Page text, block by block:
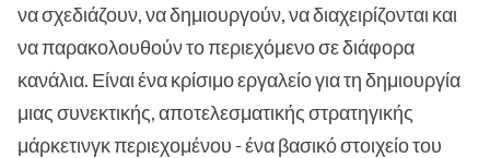
να σχεδιάζουν, να δημιουργούν, να διαχειρίζονται και
να παρακολουθούν το περιεχόμενο σε διάφορα
κανάλια. Είναι ένα κρίσιμο εργαλείο για τη δημιουργία
μιας συνεκτικής, αποτελεσματικής στρατηγικής
μάρκετινγκ περιεχομένου - ένα βασικό στοιχείο του